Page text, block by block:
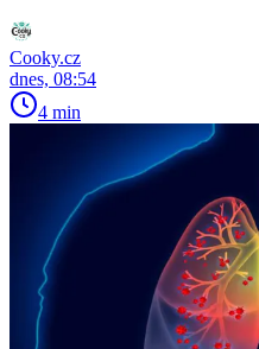
Cooky.cz
dnes, 08:54
4 min